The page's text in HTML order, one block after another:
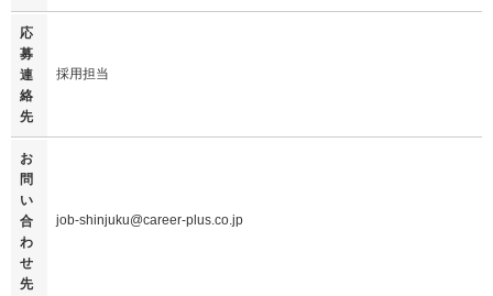
応
募
連
絡
先
採用担当
お
問
い
合
わ
せ
先
job-shinjuku@career-plus.co.jp